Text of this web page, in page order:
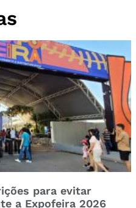
para evitar
a Expofeira 2026